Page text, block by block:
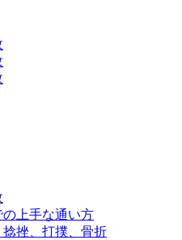
上手な通い方
挫、打撲、骨折